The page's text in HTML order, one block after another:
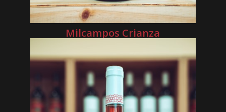
Milcampos Crianza